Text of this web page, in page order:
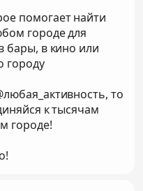
помогает найти
городе для
бары, в кино или
городу
то
к тысячам
городе!